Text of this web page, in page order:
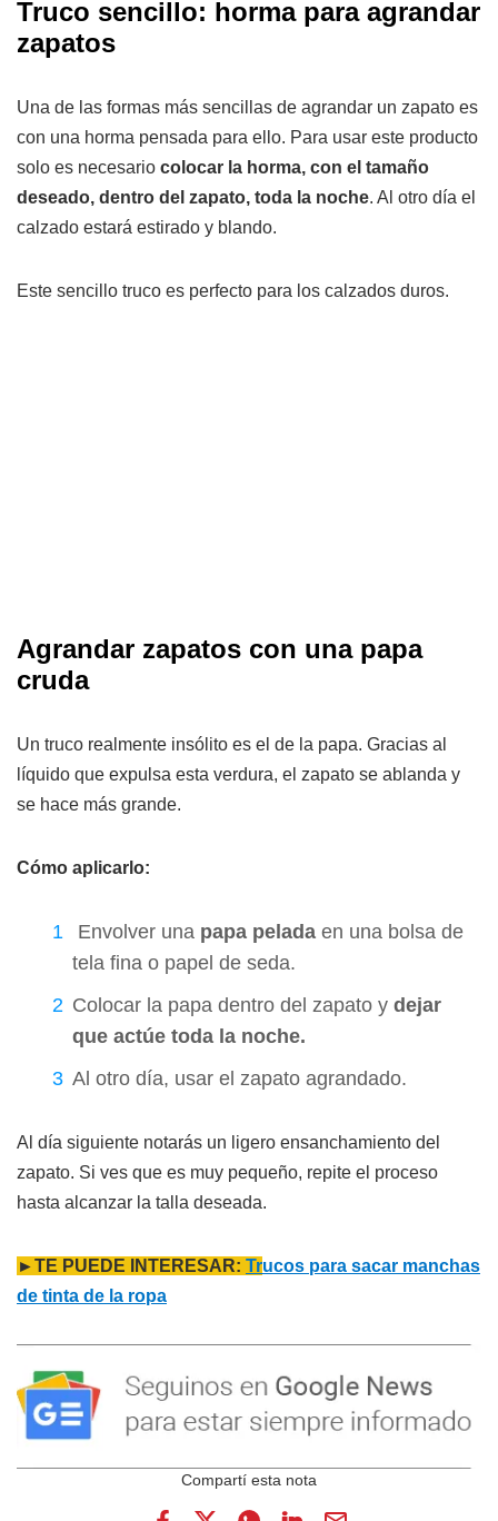
Truco sencillo: horma para agrandar
zapatos
Una de las formas más sencillas de agrandar un zapato es
con una horma pensada para ello. Para usar este producto
solo es necesario colocar la horma, con el tamaño
deseado, dentro del zapato, toda la noche. Al otro día el
calzado estará estirado y blando.
Este sencillo truco es perfecto para los calzados duros.
Agrandar zapatos con una papa
cruda
Un truco realmente insólito es el de la papa. Gracias al
líquido que expulsa esta verdura, el zapato se ablanda y
se hace más grande.
Cómo aplicarlo:
Envolver una papa pelada en una bolsa de
tela fina o papel de seda.
Colocar la papa dentro del zapato y dejar
que actúe toda la noche.
Al otro día, usar el zapato agrandado.
Al día siguiente notarás un ligero ensanchamiento del
zapato. Si ves que es muy pequeño, repite el proceso
hasta alcanzar la talla deseada.
►TE PUEDE INTERESAR: Trucos para sacar manchas
de tinta de la ropa